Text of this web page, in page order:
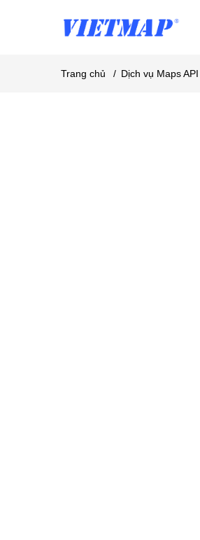
Trang chủ / Dịch vụ Maps API